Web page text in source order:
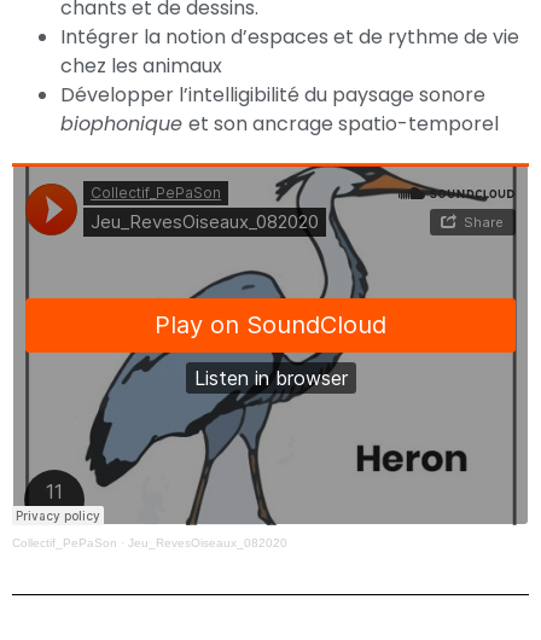
chants et de dessins.
Intégrer la notion d’espaces et de rythme de vie
chez les animaux
Développer l’intelligibilité du paysage sonore
biophonique et son ancrage spatio-temporel
Collectif_PePaSon · Jeu_RevesOiseaux_082020